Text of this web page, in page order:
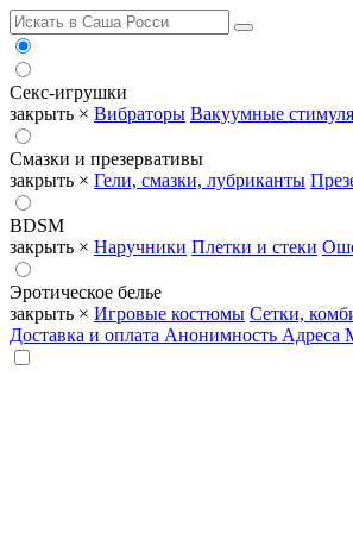
Секс-игрушки
закрыть × Вибраторы Вакуумные
Смазки и презервативы
закрыть × Гели, смазки, лубриканты
BDSM
закрыть × Наручники Плетки и стеки
Эротическое белье
закрыть × Игровые костюмы Сетки,
Доставка и оплата Анонимность Адреса